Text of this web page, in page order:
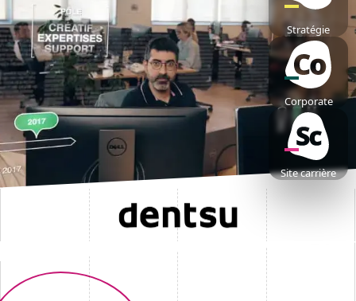
Stratégie
Corporate
Site carrière